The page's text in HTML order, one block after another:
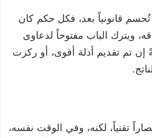
تُحسم قانونياً بعد، فكل حكم كان
ويترك الباب مفتوحاً لدعاوى
إن تم تقديم أدلة أقوى، أو ركزت
تقنياً، لكنه، وفي الوقت نفسه،